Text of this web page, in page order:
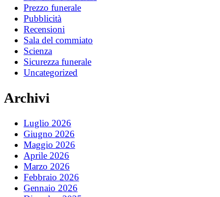
Prezzo funerale
Pubblicità
Recensioni
Sala del commiato
Scienza
Sicurezza funerale
Uncategorized
Archivi
Luglio 2026
Giugno 2026
Maggio 2026
Aprile 2026
Marzo 2026
Febbraio 2026
Gennaio 2026